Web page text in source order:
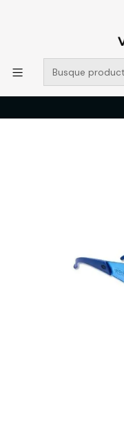
POR SISTEMA FRONTAL
MUCHAS GRACIAS +569
Inicio
LENTE